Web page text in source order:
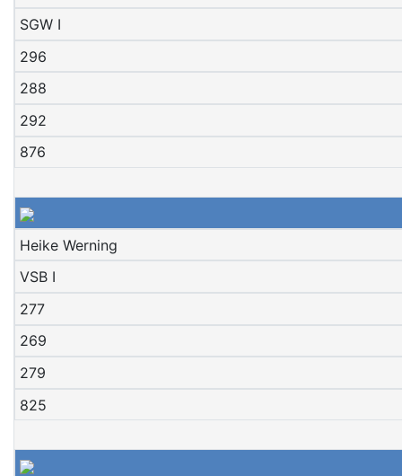
SGW I
296
288
292
876
Heike Werning
VSB I
277
269
279
825